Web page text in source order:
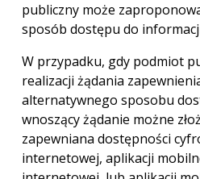
publiczny może
sposób dostępu do
W przypadku, gdy podmiot
realizacji żądania
alternatywnego sposobu
wnoszący żądanie możne
zapewniana dostępności
internetowej, aplikacji